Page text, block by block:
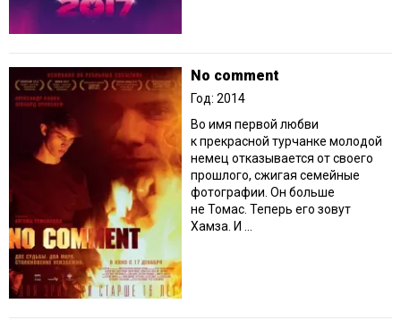
No comment
Год: 2014
Во имя первой любви
к прекрасной турчанке молодой
немец отказывается от своего
прошлого, сжигая семейные
фотографии. Он больше
не Томас. Теперь его зовут
Хамза. И ...